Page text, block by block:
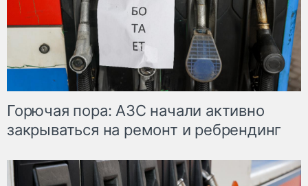
Горючая пора: АЗС начали активно
закрываться на ремонт и ребрендинг